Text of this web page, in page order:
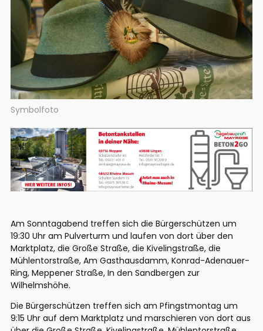
Symbolfoto
Am Sonntagabend treffen sich die Bürgerschützen um
19:30 Uhr am Pulverturm und laufen von dort über den
Marktplatz, die Große Straße, die Kivelingstraße, die
Mühlentorstraße, Am Gasthausdamm, Konrad-Adenauer-
Ring, Meppener Straße, In den Sandbergen zur
Wilhelmshöhe.
Die Bürgerschützen treffen sich am Pfingstmontag um
9:15 Uhr auf dem Marktplatz und marschieren von dort aus